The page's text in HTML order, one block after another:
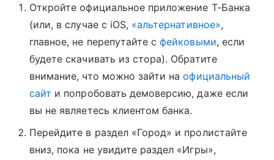
Откройте официальное приложение Т-Банка
(или, в случае с iOS, «альтернативное»,
главное, не перепутайте сфейковыми, если
будете скачивать из стора). Обратите
внимание, что можно зайти наофициальный
сайт и попробовать демоверсию, даже если
вы не являетесь клиентом банка.
Перейдите в раздел «Город» и пролистайте
вниз, пока не увидите раздел «Игры»,